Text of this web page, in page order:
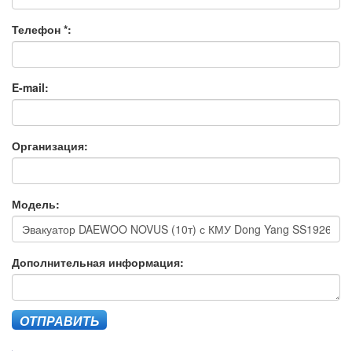
Телефон *:
E-mail:
Организация:
Модель:
Дополнительная информация:
ОТПРАВИТЬ